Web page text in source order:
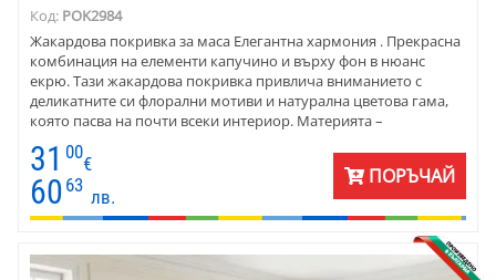
Код: POK2984
Жакардова покривка за маса Елегантна хармония . Прекрасна
комбинация на елементи капучино и върху фон в нюанс
екрю. Тази жакардова покривка привлича вниманието с
деликатните си флорални мотиви и натурална цветова гама,
която пасва на почти всеки интериор. Материята –
комбинация от висококачествен памук и полиестер –
осигурява идеална форма и издръжливост.
31 00
€
60 63
лв.
ПОРЪЧАЙ